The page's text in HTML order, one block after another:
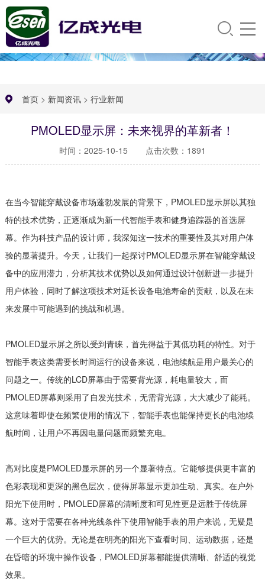
首页> 新闻资讯> 行业新闻
PMOLED显示屏：未来视界的革新者！
时间：2025-10-15 点击次数：1891
在当今智能穿戴设备市场蓬勃发展的背景下，PMOLED显示屏以其独
特的技术优势，正逐渐成为新一代智能手表和健身追踪器的首选屏
幕。作为科技产品的设计师，我深知这一技术的重要性及其对用户体
验的显著提升。今天，让我们一起探讨PMOLED显示屏在智能穿戴设
备中的应用潜力，分析其技术优势以及如何通过设计创新进一步提升
用户体验，同时了解这项技术对延长设备电池寿命的贡献，以及在未
来发展中可能遇到的挑战和机遇。
PMOLED显示屏之所以受到青睐，首先得益于其低功耗的特性。对于
智能手表这类需要长时间运行的设备来说，电池续航是用户最关心的
问题之一。传统的LCD屏幕由于需要背光源，耗电量较大，而
PMOLED屏幕则采用了自发光技术，无需背光源，大大减少了能耗。
这意味着即使在频繁使用的情况下，智能手表也能保持更长的电池续
航时间，让用户不再因电量问题而频繁充电。
高对比度是PMOLED显示屏的另一个显著特点。它能够提供更丰富的
色彩表现和更深的黑色层次，使得屏幕显示更加生动、真实。在户外
阳光下使用时，PMOLED屏幕的清晰度和可见性更是远胜于传统屏
幕。这对于需要在各种光线条件下使用智能手表的用户来说，无疑是
一个巨大的优势。无论是在明亮的阳光下查看时间、运动数据，还是
在昏暗的环境中操作设备，PMOLED屏幕都能提供清晰、舒适的视觉
效果。